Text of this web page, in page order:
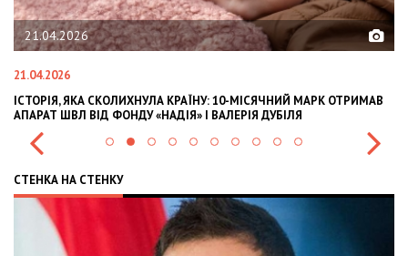
21.04.2026
21.04.2026
ІСТОРІЯ, ЯКА СКОЛИХНУЛА КРАЇНУ: 10-МІСЯЧНИЙ МАРК ОТРИМАВ
АПАРАТ ШВЛ ВІД ФОНДУ «НАДІЯ» І ВАЛЕРІЯ ДУБІЛЯ
СТЕНКА НА СТЕНКУ